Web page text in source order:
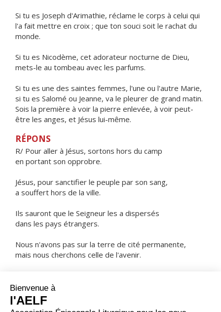
Si tu es Joseph d'Arimathie, réclame le corps à celui qui
l'a fait mettre en croix ; que ton souci soit le rachat du
monde.
Si tu es Nicodème, cet adorateur nocturne de Dieu,
mets-le au tombeau avec les parfums.
Si tu es une des saintes femmes, l'une ou l'autre Marie,
si tu es Salomé ou Jeanne, va le pleurer de grand matin.
Sois la première à voir la pierre enlevée, à voir peut-
être les anges, et Jésus lui-même.
RÉPONS
R/ Pour aller à Jésus, sortons hors du camp
en portant son opprobre.
Jésus, pour sanctifier le peuple par son sang,
a souffert hors de la ville.
Ils sauront que le Seigneur les a dispersés
dans les pays étrangers.
Nous n'avons pas sur la terre de cité permanente,
mais nous cherchons celle de l'avenir.
ORAISON
Seigneur, tu es toujours à l'œuvre pour sauver les